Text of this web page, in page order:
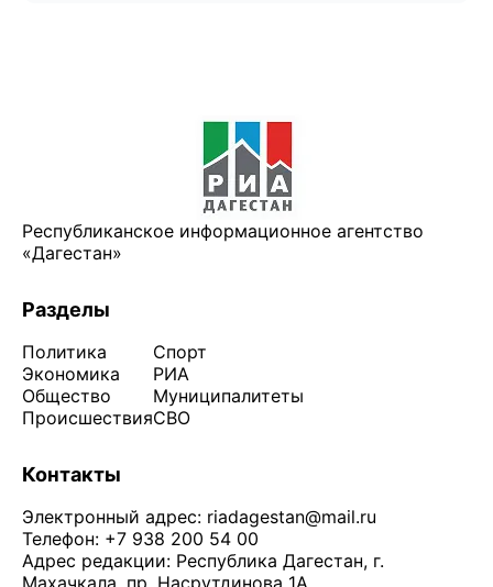
Республиканское информационное агентство
«Дагестан»
Разделы
Политика
Экономика
Общество
Происшествия
Спорт
РИА
Муниципалитеты
СВО
Контакты
Электронный адрес: riadagestan@mail.ru
Телефон: +7 938 200 54 00
Адрес редакции: Республика Дагестан, г.
Махачкала, пр. Насрутдинова 1А